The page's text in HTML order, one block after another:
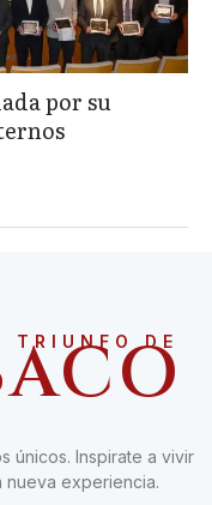
por su
TRIUNFO DE
únicos. Inspirate a vivir
nueva experiencia.